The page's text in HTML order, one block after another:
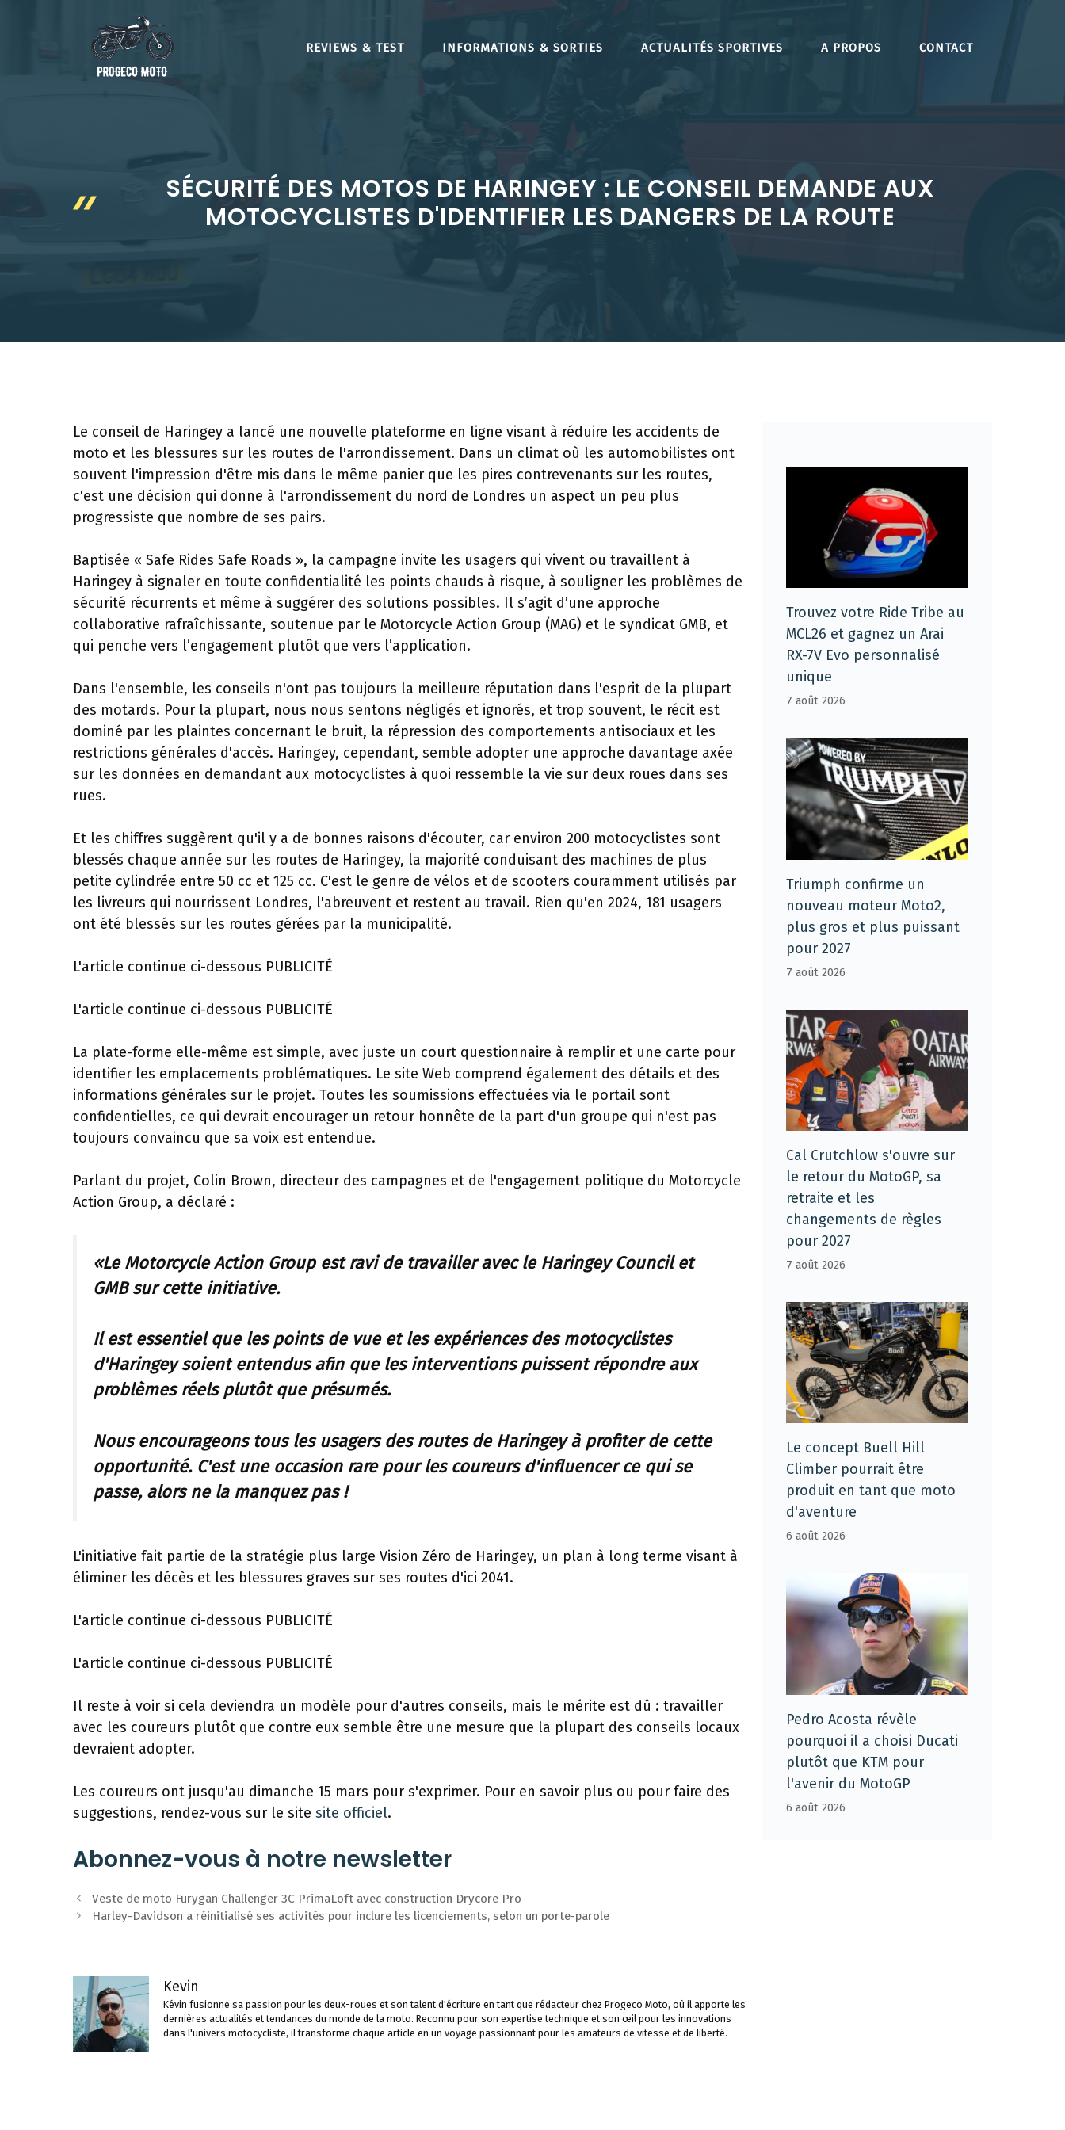
REVIEWS & TEST INFORMATIONS & SORTIES ACTUALITÉS SPORTIVES A PROPOS CONTACT
SÉCURITÉ DES MOTOS DE HARINGEY : LE CONSEIL DEMANDE AUX
MOTOCYCLISTES D'IDENTIFIER LES DANGERS DE LA ROUTE
Le conseil de Haringey a lancé une nouvelle plateforme en ligne visant à réduire les accidents de
moto et les blessures sur les routes de l'arrondissement. Dans un climat où les automobilistes ont
souvent l'impression d'être mis dans le même panier que les pires contrevenants sur les routes,
c'est une décision qui donne à l'arrondissement du nord de Londres un aspect un peu plus
progressiste que nombre de ses pairs.
Baptisée « Safe Rides Safe Roads », la campagne invite les usagers qui vivent ou travaillent à
Haringey à signaler en toute confidentialité les points chauds à risque, à souligner les problèmes de
sécurité récurrents et même à suggérer des solutions possibles. Il s’agit d’une approche
collaborative rafraîchissante, soutenue par le Motorcycle Action Group (MAG) et le syndicat GMB, et
qui penche vers l’engagement plutôt que vers l’application.
Dans l'ensemble, les conseils n'ont pas toujours la meilleure réputation dans l'esprit de la plupart
des motards. Pour la plupart, nous nous sentons négligés et ignorés, et trop souvent, le récit est
dominé par les plaintes concernant le bruit, la répression des comportements antisociaux et les
restrictions générales d'accès. Haringey, cependant, semble adopter une approche davantage axée
sur les données en demandant aux motocyclistes à quoi ressemble la vie sur deux roues dans ses
rues.
Et les chiffres suggèrent qu'il y a de bonnes raisons d'écouter, car environ 200 motocyclistes sont
blessés chaque année sur les routes de Haringey, la majorité conduisant des machines de plus
petite cylindrée entre 50 cc et 125 cc. C'est le genre de vélos et de scooters couramment utilisés par
les livreurs qui nourrissent Londres, l'abreuvent et restent au travail. Rien qu'en 2024, 181 usagers
ont été blessés sur les routes gérées par la municipalité.
L'article continue ci-dessous PUBLICITÉ
L'article continue ci-dessous PUBLICITÉ
La plate-forme elle-même est simple, avec juste un court questionnaire à remplir et une carte pour
identifier les emplacements problématiques. Le site Web comprend également des détails et des
informations générales sur le projet. Toutes les soumissions effectuées via le portail sont
confidentielles, ce qui devrait encourager un retour honnête de la part d'un groupe qui n'est pas
toujours convaincu que sa voix est entendue.
Parlant du projet, Colin Brown, directeur des campagnes et de l'engagement politique du Motorcycle
Action Group, a déclaré :
«Le Motorcycle Action Group est ravi de travailler avec le Haringey Council et
GMB sur cette initiative.
Il est essentiel que les points de vue et les expériences des motocyclistes
d'Haringey soient entendus afin que les interventions puissent répondre aux
problèmes réels plutôt que présumés.
Nous encourageons tous les usagers des routes de Haringey à profiter de cette
opportunité. C'est une occasion rare pour les coureurs d'influencer ce qui se
passe, alors ne la manquez pas !
L'initiative fait partie de la stratégie plus large Vision Zéro de Haringey, un plan à long terme visant à
éliminer les décès et les blessures graves sur ses routes d'ici 2041.
L'article continue ci-dessous PUBLICITÉ
L'article continue ci-dessous PUBLICITÉ
Il reste à voir si cela deviendra un modèle pour d'autres conseils, mais le mérite est dû : travailler
avec les coureurs plutôt que contre eux semble être une mesure que la plupart des conseils locaux
devraient adopter.
Les coureurs ont jusqu'au dimanche 15 mars pour s'exprimer. Pour en savoir plus ou pour faire des
suggestions, rendez-vous sur le site site officiel.
Abonnez-vous à notre newsletter
Navigation
des
Veste de moto Furygan Challenger 3C PrimaLoft avec construction Drycore Pro
Harley-Davidson a réinitialisé ses activités pour inclure les licenciements, selon un porte-parole
Kevin
Kévin fusionne sa passion pour les deux-roues et son talent d'écriture en tant que rédacteur chez Progeco Moto, où il apporte les
dernières actualités et tendances du monde de la moto. Reconnu pour son expertise technique et son œil pour les innovations
dans l'univers motocycliste, il transforme chaque article en un voyage passionnant pour les amateurs de vitesse et de liberté.
Trouvez votre Ride Tribe au
MCL26 et gagnez un Arai
RX-7V Evo personnalisé
unique
7 août 2026
Triumph confirme un
nouveau moteur Moto2,
plus gros et plus puissant
pour 2027
7 août 2026
Cal Crutchlow s'ouvre sur
le retour du MotoGP, sa
retraite et les
changements de règles
pour 2027
7 août 2026
Le concept Buell Hill
Climber pourrait être
produit en tant que moto
d'aventure
6 août 2026
Pedro Acosta révèle
pourquoi il a choisi Ducati
plutôt que KTM pour
l'avenir du MotoGP
6 août 2026